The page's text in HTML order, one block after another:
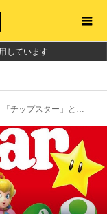
しています
マリオ』のコラボパッケージが9月より発売！